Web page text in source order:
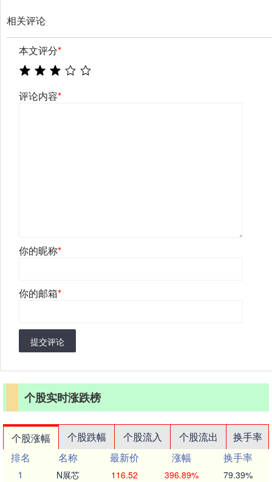
相关评论
本文评分*
评论内容*
你的昵称*
你的邮箱*
提交评论
个股实时涨跌榜
个股涨幅 个股跌幅 个股流入 个股流出
换手率
排名
名称 最新价 涨幅
换手率
1
N展芯 116.52 396.89% 79.39%